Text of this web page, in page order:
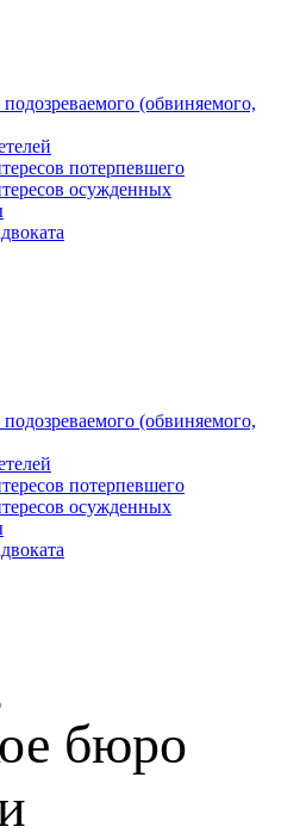
(обвиняемого,
потерпевшего
осужденных
(обвиняемого,
потерпевшего
осужденных
бюро